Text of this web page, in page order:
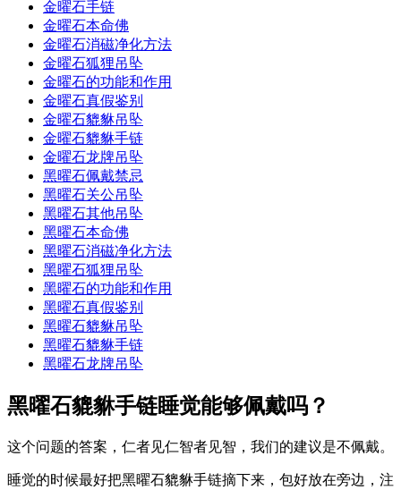
金曜石手链
金曜石本命佛
金曜石消磁净化方法
金曜石狐狸吊坠
金曜石的功能和作用
金曜石真假鉴别
金曜石貔貅吊坠
金曜石貔貅手链
金曜石龙牌吊坠
黑曜石佩戴禁忌
黑曜石关公吊坠
黑曜石其他吊坠
黑曜石本命佛
黑曜石消磁净化方法
黑曜石狐狸吊坠
黑曜石的功能和作用
黑曜石真假鉴别
黑曜石貔貅吊坠
黑曜石貔貅手链
黑曜石龙牌吊坠
黑曜石貔貅手链睡觉能够佩戴吗？
这个问题的答案，仁者见仁智者见智，我们的建议是不佩戴。
睡觉的时候最好把黑曜石貔貅手链摘下来，包好放在旁边，注